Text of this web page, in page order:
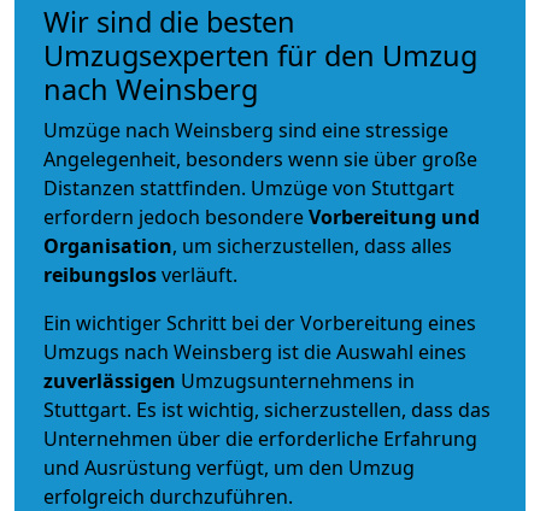
Wir sind die besten
Umzugsexperten für den Umzug
nach Weinsberg
Umzüge nach Weinsberg sind eine stressige
Angelegenheit, besonders wenn sie über große
Distanzen stattfinden. Umzüge von Stuttgart
erfordern jedoch besondereVorbereitung und
Organisation, um sicherzustellen, dass alles
reibungslosverläuft.
Ein wichtiger Schritt bei der Vorbereitung eines
Umzugs nach Weinsberg ist die Auswahl eines
zuverlässigen Umzugsunternehmens in
Stuttgart. Es ist wichtig, sicherzustellen, dass das
Unternehmen über die erforderliche Erfahrung
und Ausrüstung verfügt, um den Umzug
erfolgreich durchzuführen.